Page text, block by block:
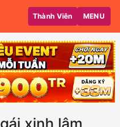
Thành Viên MENU
xinh lâm